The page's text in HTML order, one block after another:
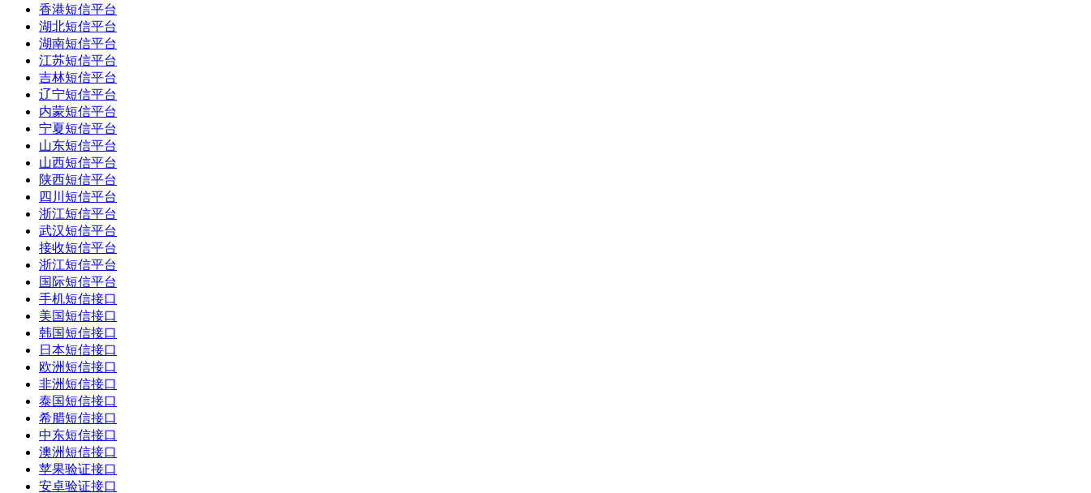
香港短信平台
湖北短信平台
湖南短信平台
江苏短信平台
吉林短信平台
辽宁短信平台
内蒙短信平台
宁夏短信平台
山东短信平台
山西短信平台
陕西短信平台
四川短信平台
浙江短信平台
武汉短信平台
接收短信平台
浙江短信平台
国际短信平台
手机短信接口
美国短信接口
韩国短信接口
日本短信接口
欧洲短信接口
非洲短信接口
泰国短信接口
希腊短信接口
中东短信接口
澳洲短信接口
苹果验证接口
安卓验证接口